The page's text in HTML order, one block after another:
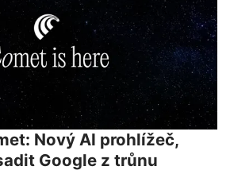
Nový AI prohlížeč,
Google z trůnu